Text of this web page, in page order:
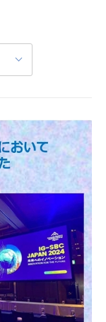
現在、南越谷サロンのホームページで、ブライダルエステやエステスクールの募集を行っています。
ブログも、毎月数回の頻度で更新しています。ECサイトも運営しており、ヤマノの化粧品を販売しています。
ネットの活用は、私に成長のきっかけを与えてくれたと思っています。